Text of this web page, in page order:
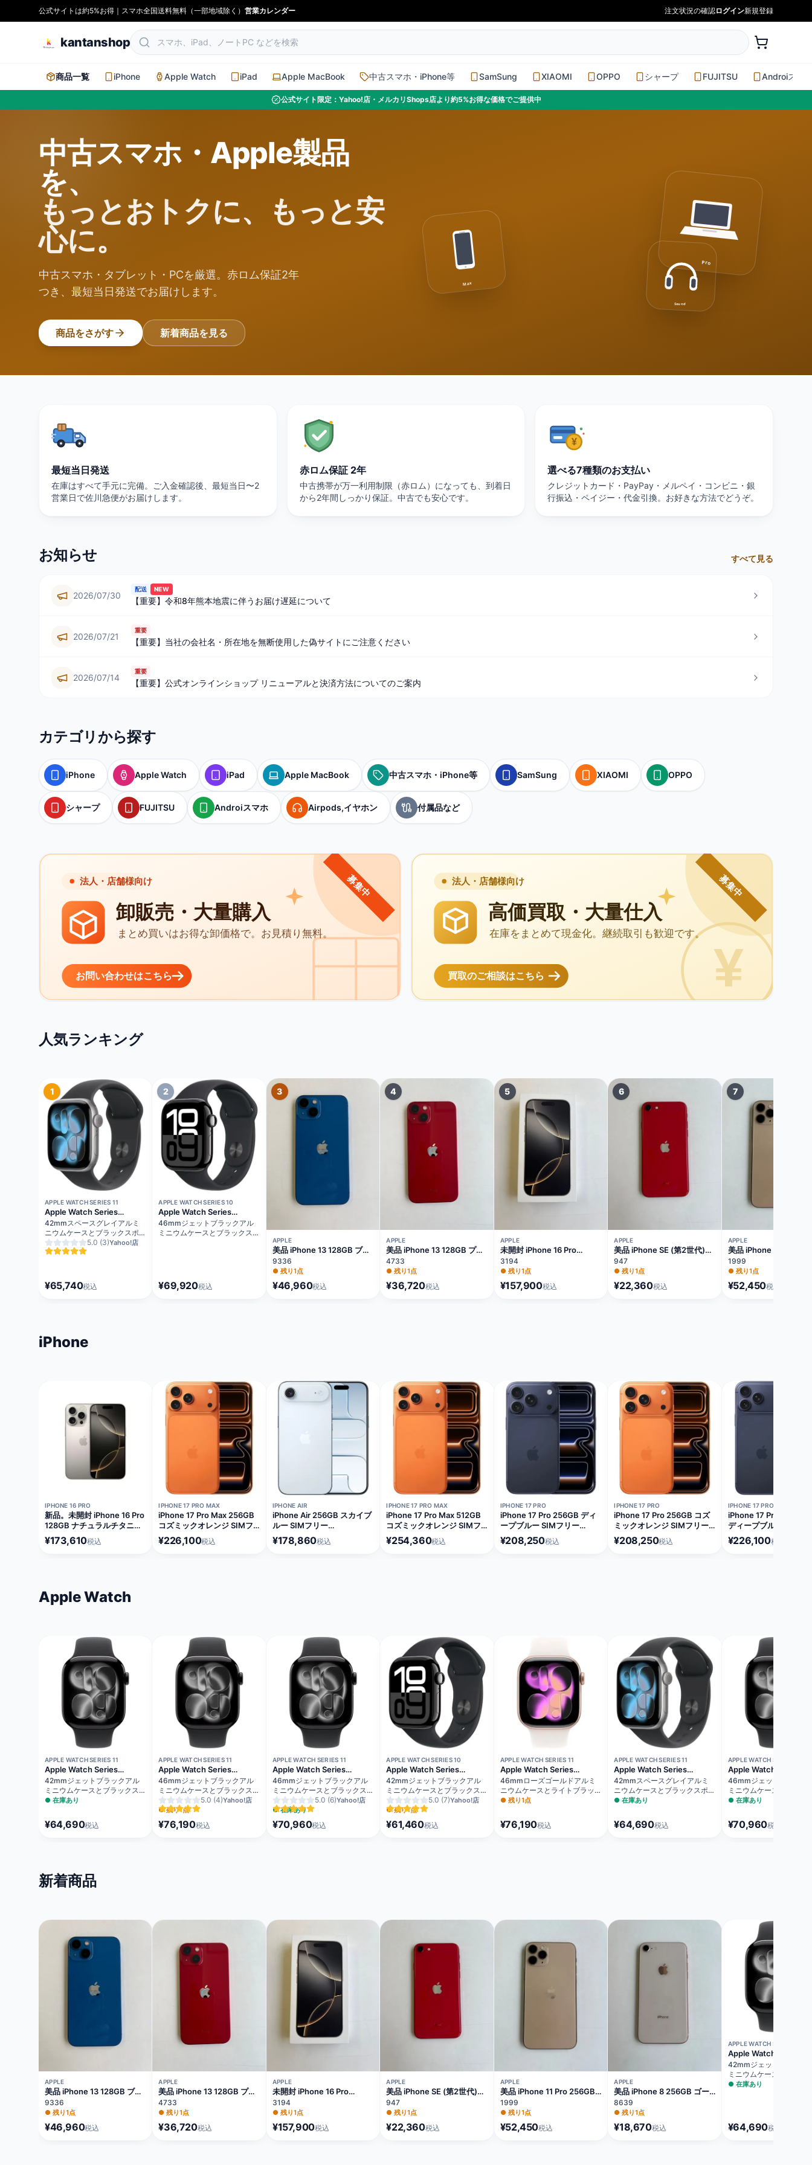
公式サイトは約5%お得｜スマホ全国送料無料（一部地域除く） 営業カレンダー 注文状況の確認ログイン新規登録
kantanshop
商品一覧 iPhone Apple Watch iPad Apple MacBook 中古スマホ・iPhone等 SamSung XIAOMI OPPO シャープ FUJITSU Androiスマ
公式サイト限定：Yahoo!店・メルカリShops店より約5%お得な価格でご提供中
中古スマホ・Apple製品
を、
もっとおトクに、もっと安
心に。
中古スマホ・タブレット・PCを厳選。赤ロム保証2年
つき、最短当日発送でお届けします。
商品をさがす 新着商品を見る
Pro
Max
Sound
最短当日発送
在庫はすべて手元に完備。ご入金確認後、最短当日〜2
営業日で佐川急便がお届けします。
赤ロム保証 2年
中古携帯が万一利用制限（赤ロム）になっても、到着日
から2年間しっかり保証。中古でも安心です。
選べる7種類のお支払い
クレジットカード・PayPay・メルペイ・コンビニ・銀
行振込・ペイジー・代金引換。お好きな方法でどうぞ。
お知らせ すべて見る
2026/07/30
配送 NEW
【重要】令和8年熊本地震に伴うお届け遅延について
2026/07/21
重要
【重要】当社の会社名・所在地を無断使用した偽サイトにご注意ください
2026/07/14
重要
【重要】公式オンラインショップ リニューアルと決済方法についてのご案内
カテゴリから探す
iPhone Apple Watch iPad Apple MacBook 中古スマホ・iPhone等 SamSung XIAOMI OPPO
シャープ FUJITSU Androiスマホ Airpods,イヤホン 付属品など
人気ランキング
1
在庫切れ
APPLE WATCH SERIES 11
Apple Watch Series
11（GPSモデル）
42mmスペースグレイアルミ
ニウムケースとブラックスポー
ツバンド - S/M MEQW4J/A
5.0 (3)Yahoo!店
¥65,740税込
2
在庫切れ
APPLE WATCH SERIES 10
Apple Watch Series
10（GPS + Cellularモデル）
46mmジェットブラックアル
ミニウムケースとブラックスポ
¥69,920税込
3
APPLE
美品 iPhone 13 128GB ブル
ー バッテリー84%
MLNG3J/A
9336
● 残り1点
¥46,960税込
4
APPLE
美品 iPhone 13 128GB プロ
ダクトレッド バッテリー
75% MLNF3J/A
4733
●残り1点
¥36,720税込
5
APPLE
未開封 iPhone 16 Pro
128GB ナチュラルチタニウ
ム バッテリー100%
MYMY3J/A
3194
● 残り1点
¥157,900税込
6
APPLE
美品 iPhone SE (第2世代)
64GB レッド バッテリー
81% MX9U2J/A
947
●残り1点
¥22,360税込
7
APPLE
美品 iPhone 11 Pro
ゴールド バッテリー
MWC92J/A
1999
● 残り1点
¥52,450税込
iPhone
IPHONE 16 PRO
新品。未開封 iPhone 16 Pro
128GB ナチュラルチタニウ
ム SIMフリー [MYMY3J/A]
¥173,610税込
IPHONE 17 PRO MAX
iPhone 17 Pro Max 256GB
コズミックオレンジ SIMフ
リー [MFY94J/A]
¥226,100税込
IPHONE AIR
iPhone Air 256GB スカイブ
ルー SIMフリー
[MG2A4J/A]
¥178,860税込
IPHONE 17 PRO MAX
iPhone 17 Pro Max 512GB
コズミックオレンジ SIMフ
リー [MFYD4J/A]
¥254,360税込
IPHONE 17 PRO
iPhone 17 Pro 256GB ディ
ープブルー SIMフリー
[MG874J/A]
¥208,250税込
IPHONE 17 PRO
iPhone 17 Pro 256GB コズ
ミックオレンジ SIMフリー
[MG864J/A]
¥208,250税込
IPHONE 17 PRO MAX
iPhone 17 Pro Max
ディープブルー SIMフ
[MFYA4J/A]
¥226,100税込
Apple Watch
APPLE WATCH SERIES 11
Apple Watch Series
11（GPSモデル）
42mmジェットブラックアル
ミニウムケースとブラックスポ
ーツバンド - M/L MEQU4J/A
● 在庫あり
¥64,690税込
APPLE WATCH SERIES 11
Apple Watch Series
11（GPS + Cellularモデル）
46mmジェットブラックアル
ミニウムケースとブラックスポ
ーツバンド - S/M MFC24J/A
5.0 (4)Yahoo!店
●残り1点
¥76,190税込
APPLE WATCH SERIES 11
Apple Watch Series
11（GPSモデル）
46mmジェットブラックアル
ミニウムケースとブラックスポ
ーツバンド - M/L MEUX4J/A
5.0 (6)Yahoo!店
●在庫あり
¥70,960税込
APPLE WATCH SERIES 10
Apple Watch Series
10（GPSモデル）
42mmジェットブラックアル
ミニウムケースとブラックスポ
ーツバンド - M/L
MWWF3J/A
5.0 (7)Yahoo!店
●残り1点
¥61,460税込
APPLE WATCH SERIES 11
Apple Watch Series
11（GPS + Cellularモデル）
46mmローズゴールドアルミ
ニウムケースとライトブラッシ
ュスポーツバンド - M/L
● 残り1点
¥76,190税込
APPLE WATCH SERIES 11
Apple Watch Series
11（GPSモデル）
42mmスペースグレイアルミ
ニウムケースとブラックスポー
ツバンド - M/L MEQX4J/A
●在庫あり
¥64,690税込
APPLE WATCH SERIES 11
Apple Watch Series
11（GPSモデル）
46mmジェットブラック
ミニウムケースとブラッ
ーツバンド - S/M
● 在庫あり
¥70,960税込
新着商品
APPLE
美品 iPhone 13 128GB ブル
ー バッテリー84%
MLNG3J/A
9336
● 残り1点
¥46,960税込
APPLE
美品 iPhone 13 128GB プロ
ダクトレッド バッテリー
75% MLNF3J/A
4733
●残り1点
¥36,720税込
APPLE
未開封 iPhone 16 Pro
128GB ナチュラルチタニウ
ム バッテリー100%
MYMY3J/A
3194
● 残り1点
¥157,900税込
APPLE
美品 iPhone SE (第2世代)
64GB レッド バッテリー
81% MX9U2J/A
947
●残り1点
¥22,360税込
APPLE
美品 iPhone 11 Pro 256GB
ゴールド バッテリー73%
MWC92J/A
1999
● 残り1点
¥52,450税込
APPLE
美品 iPhone 8 256GB ゴー
ルド バッテリー75%
MQ862J/A
8639
●残り1点
¥18,670税込
APPLE WATCH SERIES 11
Apple Watch Series
11（GPSモデル）
42mmジェットブラック
ミニウムケースとブラッ
ーツバンド - M/L
● 在庫あり
¥64,690税込